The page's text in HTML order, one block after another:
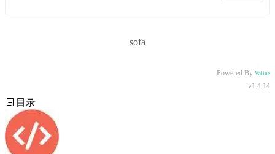
sofa
Powered By Valine
v1.4.14
目录